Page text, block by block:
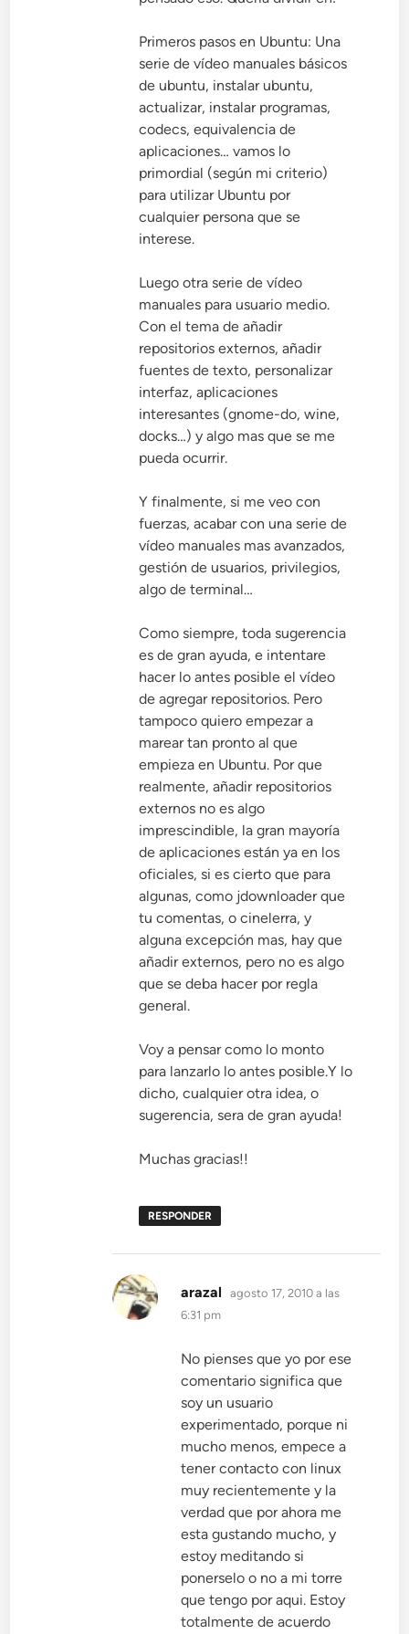
Primeros pasos en Ubuntu: Una
serie de vídeo manuales básicos
de ubuntu, instalar ubuntu,
actualizar, instalar programas,
codecs, equivalencia de
aplicaciones… vamos lo
primordial (según mi criterio)
para utilizar Ubuntu por
cualquier persona que se
interese.
Luego otra serie de vídeo
manuales para usuario medio.
Con el tema de añadir
repositorios externos, añadir
fuentes de texto, personalizar
interfaz, aplicaciones
interesantes (gnome-do, wine,
docks…) y algo mas que se me
pueda ocurrir.
Y finalmente, si me veo con
fuerzas, acabar con una serie de
vídeo manuales mas avanzados,
gestión de usuarios, privilegios,
algo de terminal…
Como siempre, toda sugerencia
es de gran ayuda, e intentare
hacer lo antes posible el vídeo
de agregar repositorios. Pero
tampoco quiero empezar a
marear tan pronto al que
empieza en Ubuntu. Por que
realmente, añadir repositorios
externos no es algo
imprescindible, la gran mayoría
de aplicaciones están ya en los
oficiales, si es cierto que para
algunas, como jdownloader que
tu comentas, o cinelerra, y
alguna excepción mas, hay que
añadir externos, pero no es algo
que se deba hacer por regla
general.
Voy a pensar como lo monto
para lanzarlo lo antes posible.Y lo
dicho, cualquier otra idea, o
sugerencia, sera de gran ayuda!
Muchas gracias!!
RESPONDER
arazal dice:
agosto 17, 2010 a las
6:31 pm
No pienses que yo por ese
comentario significa que
soy un usuario
experimentado, porque ni
mucho menos, empece a
tener contacto con linux
muy recientemente y la
verdad que por ahora me
esta gustando mucho, y
estoy meditando si
ponerselo o no a mi torre
que tengo por aqui. Estoy
totalmente de acuerdo